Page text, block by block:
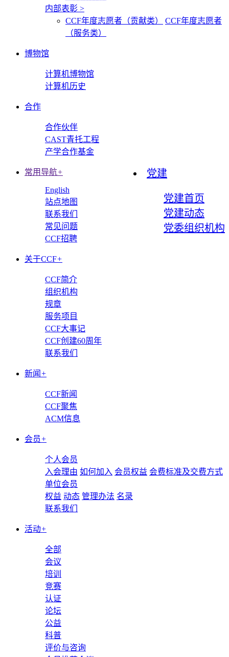
内部表彰 >
CCF年度志愿者（贡献类）
CCF年度志愿者
（服务类）
博物馆
计算机博物馆
计算机历史
合作
合作伙伴
CAST青托工程
产学合作基金
党建
党建首页
党建动态
党委组织机构
常用导航+
English
站点地图
联系我们
常见问题
CCF招聘
关于CCF+
CCF简介
组织机构
规章
服务项目
CCF大事记
CCF创建60周年
联系我们
新闻 +
CCF新闻
CCF聚焦
ACM信息
会员+
个人会员
入会理由 如何加入 会员权益 会费标准及交费方式
单位会员
权益 动态 管理办法 名录
联系我们
活动+
全部
会议
培训
竞赛
认证
论坛
公益
科普
评价与咨询